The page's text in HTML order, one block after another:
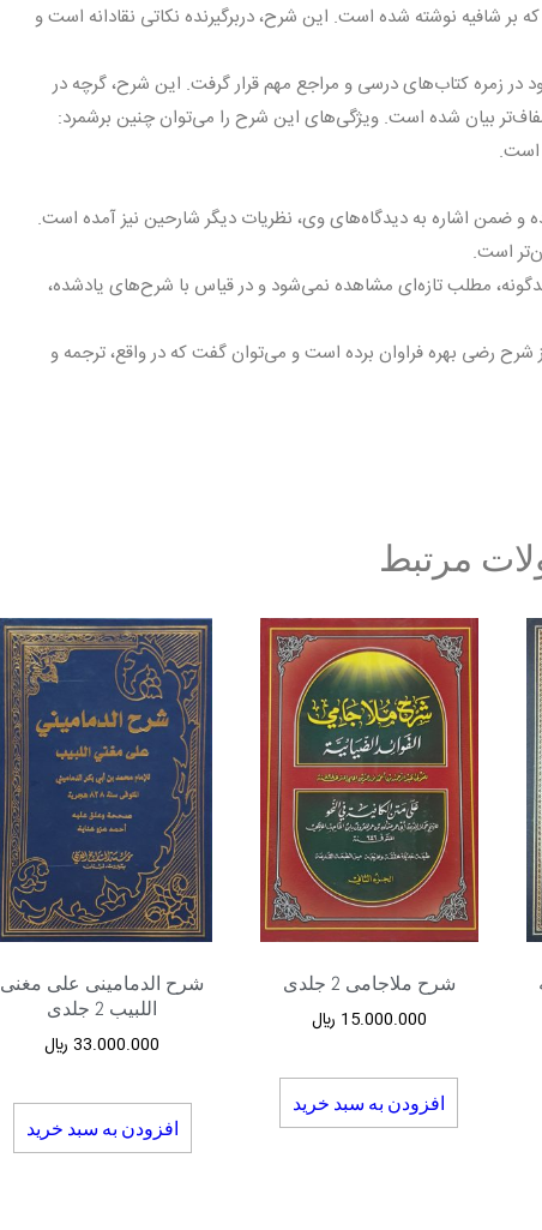
شافیه نوشته شده است. این شرح، دربرگیرنده نکاتى نقادانه است و
در زمره کتاب‌هاى درسى و مراجع مهم قرار گرفت. این شرح، گرچه در
بیان شده است. ویژگى‌هاى این شرح را مى‌توان چنین برشمرد:
است.
اشاره به دیدگاه‌هاى وى، نظریات دیگر شارحین نیز آمده است.
است.
مطلب تازه‌اى مشاهده نمى‌شود و در قیاس با شرح‌هاى یادشده،
شرح رضى بهره فراوان برده است و مى‌توان گفت که در واقع، ترجمه و
مرتبط
شرح ملاجامی 2 جلدی
15.000.000 ﷼
افزودن به سبد خرید
شرح الدمامینی علی مغنی
اللبیب 2 جلدی
33.000.000 ﷼
افزودن به سبد خرید